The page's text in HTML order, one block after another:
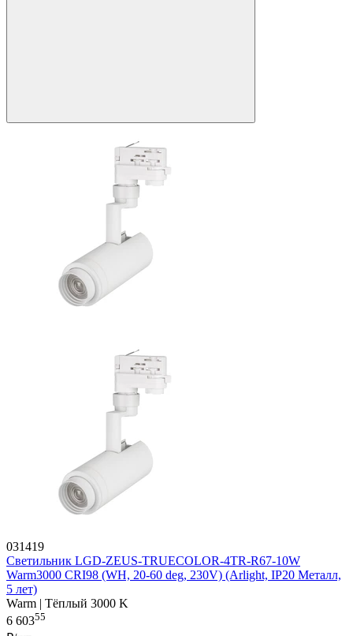
031419
Светильник LGD-ZEUS-TRUECOLOR-4TR-R67-10W
Warm3000 CRI98 (WH, 20-60 deg, 230V) (Arlight, IP20 Металл,
5 лет)
Warm | Тёплый 3000 K
6 60355